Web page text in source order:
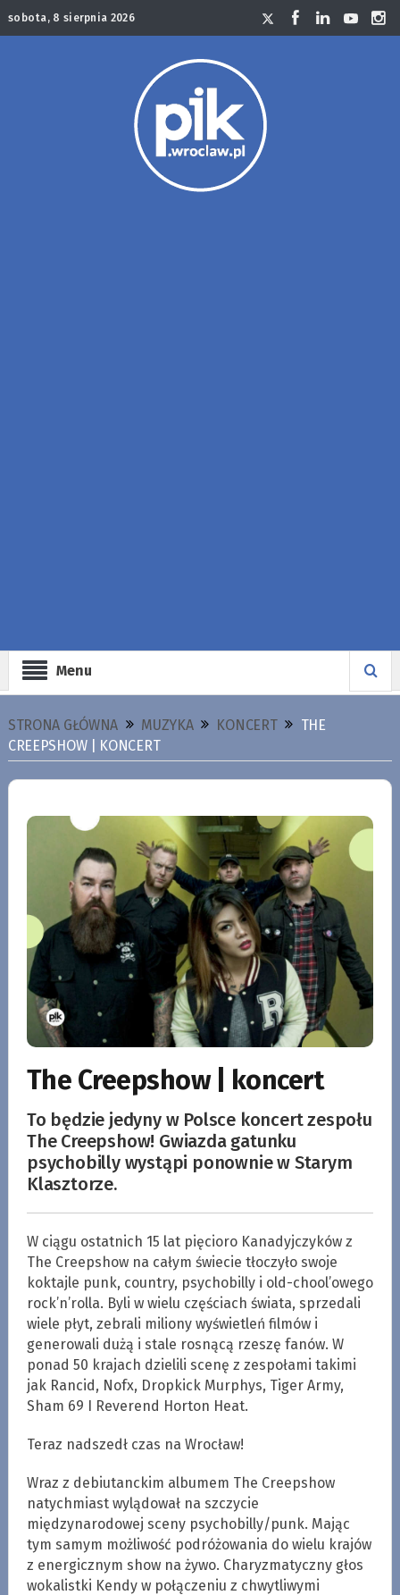
sobota, 8 sierpnia 2026
Menu
STRONA GŁÓWNA MUZYKA KONCERT
THE
CREEPSHOW | KONCERT
The Creepshow | koncert
To będzie jedyny w Polsce koncert zespołu
The Creepshow! Gwiazda gatunku
psychobilly wystąpi ponownie w Starym
Klasztorze.
W ciągu ostatnich 15 lat pięcioro Kanadyjczyków z
The Creepshow na całym świecie tłoczyło swoje
koktajle punk, country, psychobilly i old-chool’owego
rock’n’rolla. Byli w wielu częściach świata, sprzedali
wiele płyt, zebrali miliony wyświetleń filmów i
generowali dużą i stale rosnącą rzeszę fanów. W
ponad 50 krajach dzielili scenę z zespołami takimi
jak Rancid, Nofx, Dropkick Murphys, Tiger Army,
Sham 69 I Reverend Horton Heat.
Teraz nadszedł czas na Wrocław!
Wraz z debiutanckim albumem The Creepshow
natychmiast wylądował na szczycie
międzynarodowej sceny psychobilly/punk. Mając
tym samym możliwość podróżowania do wielu krajów
z energicznym show na żywo. Charyzmatyczny głos
wokalistki Kendy w połączeniu z chwytliwymi